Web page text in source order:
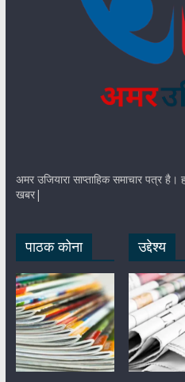
अमर उजियारा साप्ताहिक समाचार पत्र
खबर|
पाठक कोना उद्देश्य